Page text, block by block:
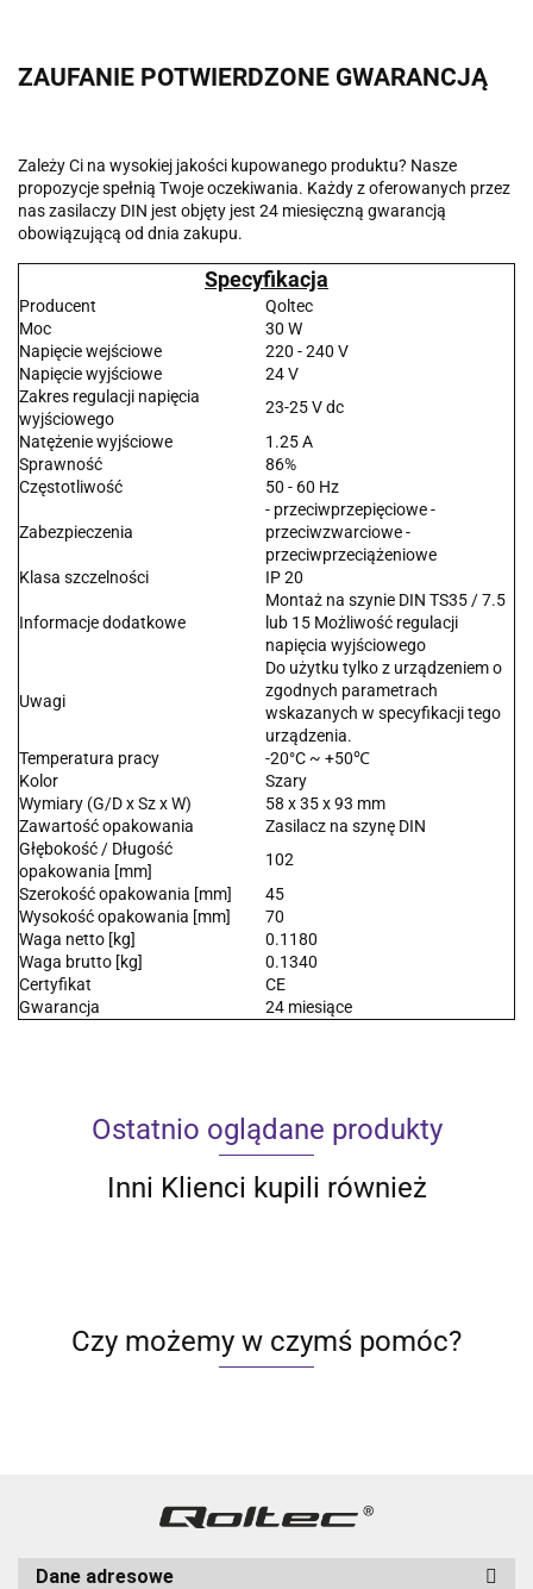
ZAUFANIE POTWIERDZONE GWARANCJĄ
Zależy Ci na wysokiej jakości kupowanego produktu? Nasze
propozycje spełnią Twoje oczekiwania. Każdy z oferowanych przez
nas zasilaczy DIN jest objęty jest 24 miesięczną gwarancją
obowiązującą od dnia zakupu.
Specyfikacja
Producent
Qoltec
Moc
30 W
Napięcie wejściowe
220 - 240 V
Napięcie wyjściowe
24 V
Zakres regulacji napięcia
wyjściowego
23-25 V dc
Natężenie wyjściowe
1.25 A
Sprawność
86%
Częstotliwość
50 - 60 Hz
Zabezpieczenia
- przeciwprzepięciowe -
przeciwzwarciowe -
przeciwprzeciążeniowe
Klasa szczelności
IP 20
Informacje dodatkowe
Montaż na szynie DIN TS35 / 7.5
lub 15 Możliwość regulacji
napięcia wyjściowego
Uwagi
Do użytku tylko z urządzeniem o
zgodnych parametrach
wskazanych w specyfikacji tego
urządzenia.
Temperatura pracy
-20°C ~ +50℃
Kolor
Szary
Wymiary (G/D x Sz x W)
58 x 35 x 93 mm
Zawartość opakowania
Zasilacz na szynę DIN
Głębokość / Długość
opakowania [mm]
102
Szerokość opakowania [mm]
45
Wysokość opakowania [mm]
70
Waga netto [kg]
0.1180
Waga brutto [kg]
0.1340
Certyfikat
CE
Gwarancja
24 miesiące
Ostatnio oglądane produkty
Inni Klienci kupili również
Czy możemy w czymś pomóc?
Dane adresowe